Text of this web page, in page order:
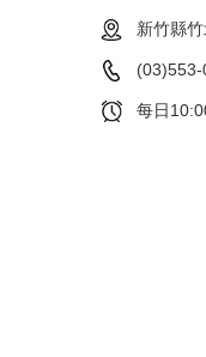
新竹縣
(03)553-
每日